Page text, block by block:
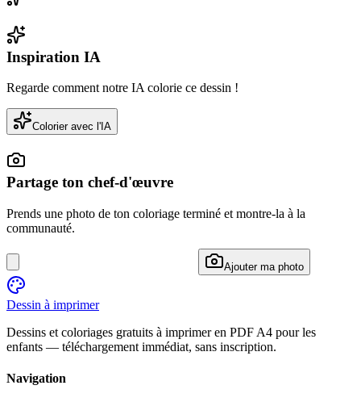
Inspiration IA
Regarde comment notre IA colorie ce dessin !
Colorier avec l'IA
Partage ton chef-d'œuvre
Prends une photo de ton coloriage terminé et montre-la à la
communauté.
Ajouter ma photo
Dessin à imprimer
Dessins et coloriages gratuits à imprimer en PDF A4 pour les
enfants — téléchargement immédiat, sans inscription.
Navigation